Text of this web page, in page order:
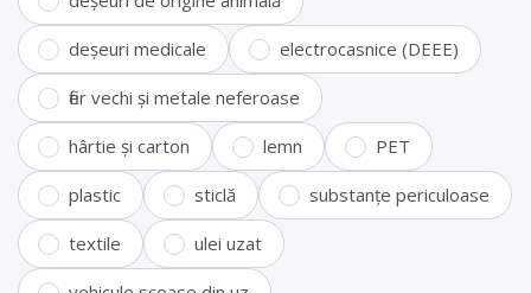
deșeuri medicale electrocasnice (DEEE)
fier vechi și metale neferoase
hârtie și carton lemn PET
plastic sticlă substanțe periculoase
textile ulei uzat